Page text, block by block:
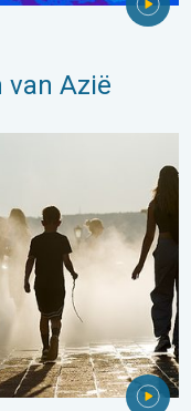
van Azië
40 graden. . . dinsdag